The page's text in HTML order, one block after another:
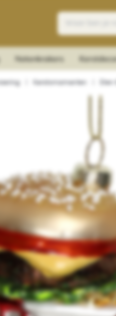
Notenkrakers